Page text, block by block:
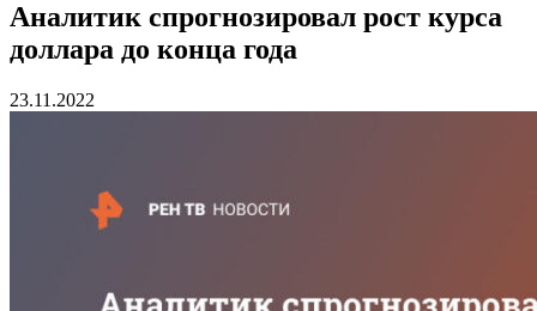
Аналитик спрогнозировал рост курса
доллара до конца года
23.11.2022